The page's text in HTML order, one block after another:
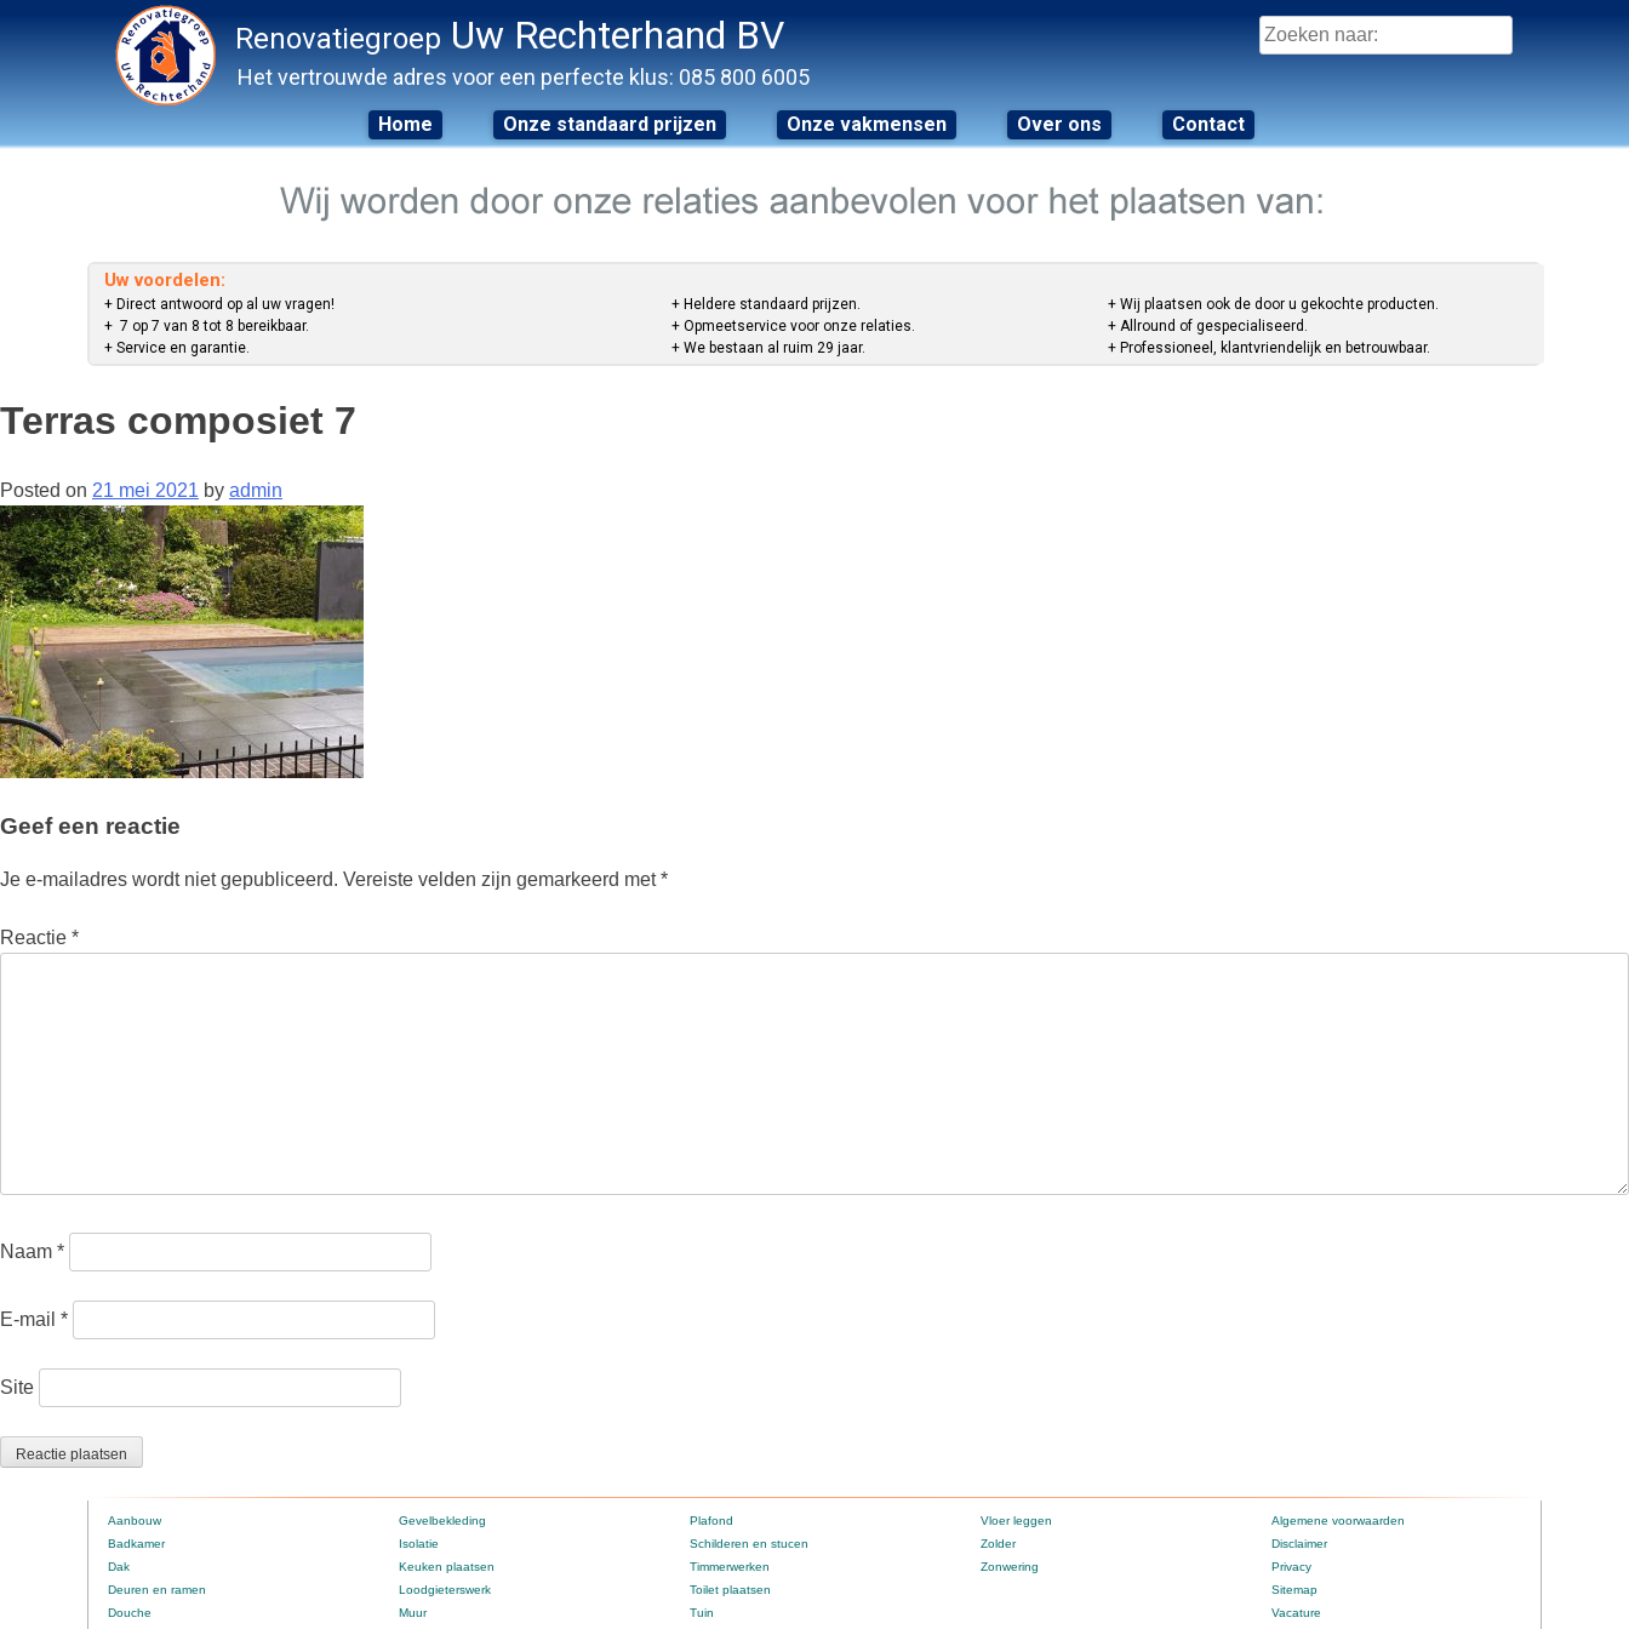
Renovatiegroep Uw Rechterhand BV
Het vertrouwde adres voor een perfecte klus: 085 800 6005
Zoeken
naar:
Home Onze standaard prijzen Onze vakmensen Over ons Contact
Uw voordelen:
+ Direct antwoord op al uw vragen!
+ 7 op 7 van 8 tot 8 bereikbaar.
+ Service en garantie.
+ Heldere standaard prijzen.
+ Opmeetservice voor onze relaties.
+ We bestaan al ruim 29 jaar.
+ Wij plaatsen ook de door u gekochte producten.
+ Allround of gespecialiseerd.
+ Professioneel, klantvriendelijk en betrouwbaar.
Terras composiet 7
Posted on 21 mei 2021 by admin
Geef een reactie
Je e-mailadres wordt niet gepubliceerd. Vereiste velden zijn gemarkeerd met*
Reactie *
Naam *
E-mail *
Site
Aanbouw
Badkamer
Dak
Deuren en ramen
Douche
Gevelbekleding
Isolatie
Keuken plaatsen
Loodgieterswerk
Muur
Plafond
Schilderen en stucen
Timmerwerken
Toilet plaatsen
Tuin
Vloer leggen
Zolder
Zonwering
Algemene voorwaarden
Disclaimer
Privacy
Sitemap
Vacature